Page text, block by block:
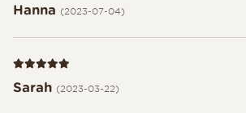
Hanna (2023-07-04)
Recension 5 av 5
Sarah (2023-03-22)